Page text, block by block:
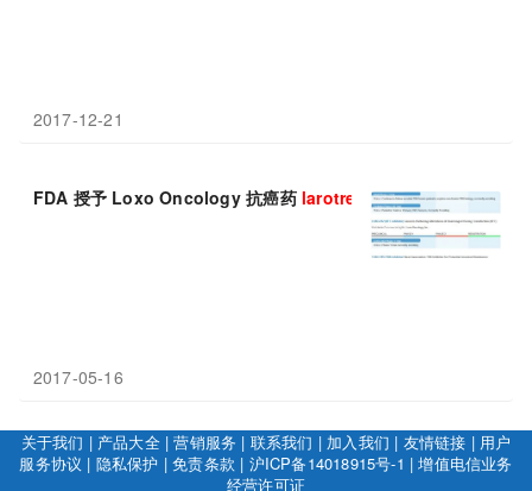
2017-12-21
FDA 授予 Loxo Oncology 抗癌药 larotrectinib治疗携带 NTRK
2017-05-16
关于我们 | 产品大全|营销服务 | 联系我们 | 加入我们 | 友情链接 | 用户
服务协议 | 隐私保护 |免责条款 | 沪ICP备14018915号-1 |增值电信业务
经营许可证